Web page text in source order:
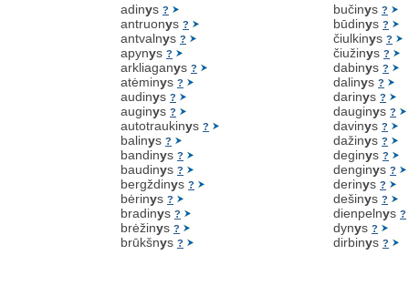
adinys ?
antruonys ?
antvalnys ?
apynys ?
arkliaganys ?
atėminys ?
audinys ?
auginys ?
autotraukinys ?
balinys ?
bandinys ?
baudinys ?
bergždinys ?
bėrinys ?
bradinys ?
brėžinys ?
brūkšnys ?
bučinys ?
būdinys ?
čiulkinys ?
čiužinys ?
dabinys ?
dalinys ?
darinys ?
dauginys ?
davinys ?
dažinys ?
deginys ?
denginys ?
derinys ?
dešinys ?
dienpelnys ?
dynys ?
dirbinys ?